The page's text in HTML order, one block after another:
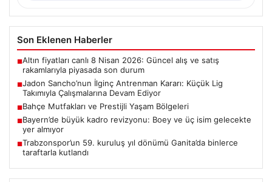
Son Eklenen Haberler
■Altın fiyatları canlı 8 Nisan 2026: Güncel alış ve satış
rakamlarıyla piyasada son durum
■Jadon Sancho’nun İlginç Antrenman Kararı: Küçük Lig
Takımıyla Çalışmalarına Devam Ediyor
■Bahçe Mutfakları ve Prestijli Yaşam Bölgeleri
■Bayern’de büyük kadro revizyonu: Boey ve üç isim gelecekte
yer almıyor
■Trabzonspor’un 59. kuruluş yıl dönümü Ganita’da binlerce
taraftarla kutlandı